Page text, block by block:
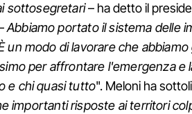
sottosegretari– ha detto il
Abbiamo portato il sistema delle
un modo di lavorare che
per affrontare l'emergenza e
e chi quasi tutto". Meloni ha
importanti risposte ai territori